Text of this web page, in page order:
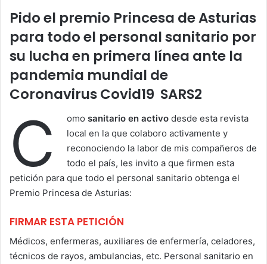
Pido el premio Princesa de Asturias
para todo el personal sanitario por
su lucha en primera línea ante la
pandemia mundial de
Coronavirus Covid19 SARS2
C omo sanitario en activo desde esta revista
local en la que colaboro activamente y
reconociendo la labor de mis compañeros de
todo el país, les invito a que firmen esta
petición para que todo el personal sanitario obtenga el
Premio Princesa de Asturias:
FIRMAR ESTA PETICIÓN
Médicos, enfermeras, auxiliares de enfermería, celadores,
técnicos de rayos, ambulancias, etc. Personal sanitario en